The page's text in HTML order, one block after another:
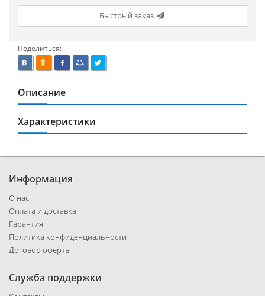
Быстрый заказ
Поделиться:
Описание
Характеристики
Информация
О нас
Оплата и доставка
Гарантия
Политика конфиденциальности
Договор оферты
Служба поддержки